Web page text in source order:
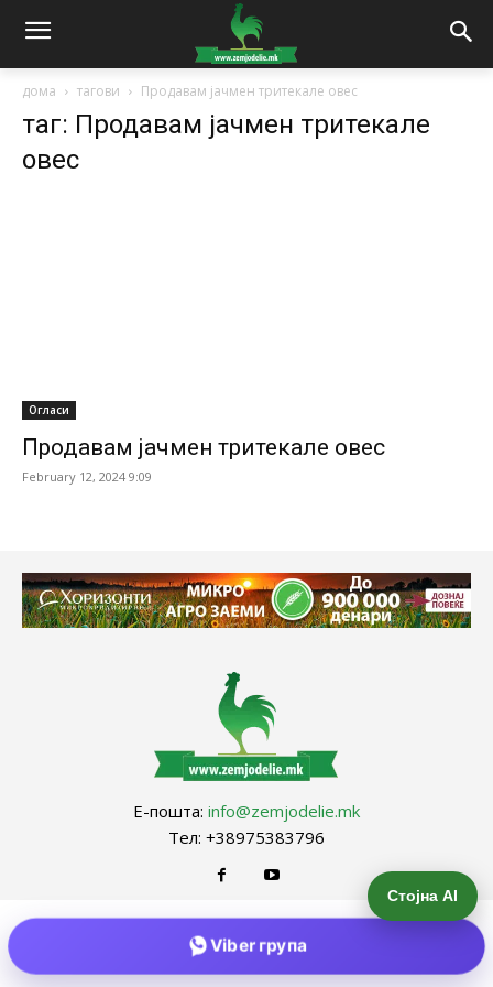
дома тагови Продавам јачмен тритекале овес
таг: Продавам јачмен тритекале
овес
Огласи
Продавам јачмен тритекале овес
February 12, 2024 9:09
Е-пошта: info@zemjodelie.mk
Тел: +38975383796
Стојна AI
Viber група